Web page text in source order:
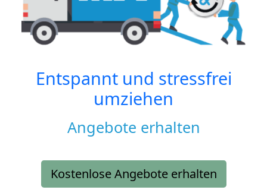
Entspannt und stressfrei
umziehen
Angebote erhalten
Kostenlose Angebote erhalten